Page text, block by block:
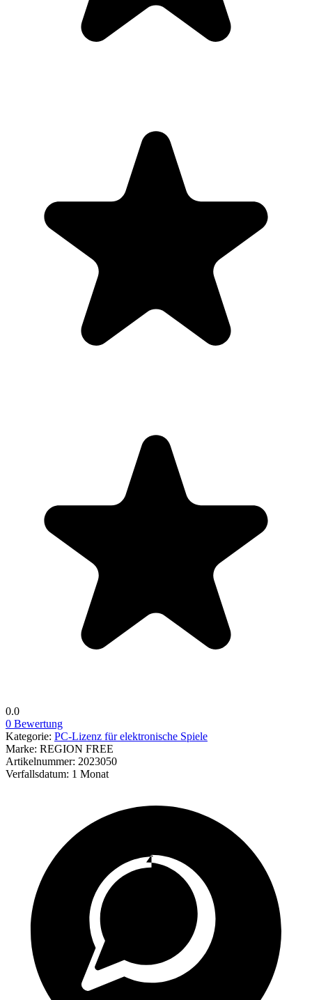
0.0
0 Bewertung
Kategorie: PC-Lizenz für elektronische Spiele
Marke: REGION FREE
Artikelnummer: 2023050
Verfallsdatum: 1 Monat